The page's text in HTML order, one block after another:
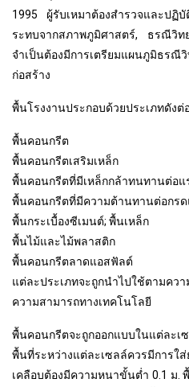
15. การสนับสนุนสำหรับพื้นกลางข
16. เตา
17. ระบบไฟฟ้า
18. การจ่ายน้ำและการระบายน้ำ
1995 ผู้รับเหมาต้องสำรวจและปฏิ
ระทบจากสภาพภูมิศาสตร์, ธรณีวิ
จำเป็นต้องมีการเตรียมแผนภูมิธรณี
ก่อสร้าง
พื้นโรงงานประกอบด้วยประเภทดังต่
พื้นคอนกรีต
พื้นคอนกรีตเสริมเหล็ก
พื้นคอนกรีตที่มีเหล็กกล้าทนทานต่อแ
พื้นคอนกรีตที่มีความต้านทานต่อกรด
พื้นกระเบื้องซีเมนต์; พื้นเหล็ก
พื้นไม้และไม้พลาสติก
พื้นคอนกรีตลาดแอสฟัลต์
แต่ละประเภทจะถูกนำไปใช้ตามคว
ความสามารถทางเทคโนโลยี
พื้นคอนกรีตจะถูกออกแบบในแต่ละเ
พื้นที่ระหว่างแต่ละเซลล์ควรมีการใ
เคลือบต้องมีความหนาขั้นต่ำ 0.1 ม.